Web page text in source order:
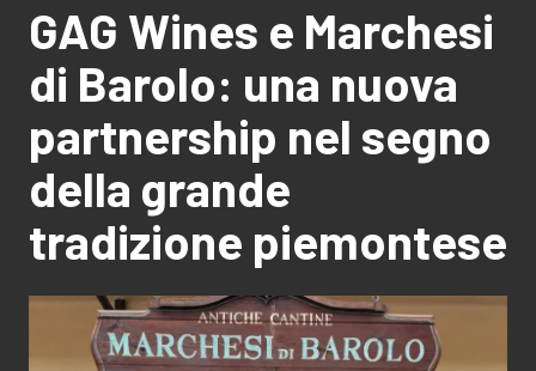
GAG Wines e Marchesi
di Barolo: una nuova
partnership nel segno
della grande
tradizione piemontese